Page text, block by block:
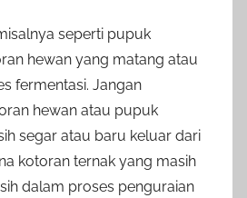
seperti pupuk
hewan yang matang atau
fermentasi. Jangan
hewan atau pupuk
segar atau baru keluar dari
kotoran ternak yang masih
dalam proses penguraian